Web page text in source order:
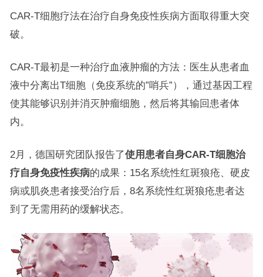
CAR-T细胞疗法在治疗自身免疫性疾病方面取得重大突
破。
CAR-T最初是一种治疗血液肿瘤的方法：医生从患者血
液中分离出T细胞（免疫系统的”哨兵”），通过基因工程
使其能够识别并消灭肿瘤细胞，然后将其输回患者体
内。
2月，德国研究团队报告了使用患者自身CAR-T细胞治
疗自身免疫性疾病的成果：15名系统性红斑狼疮、硬皮
病或肌炎患者接受治疗后，8名系统性红斑狼疮患者达
到了无需用药的缓解状态。